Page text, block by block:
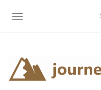
TOGGLE NAVIGATION